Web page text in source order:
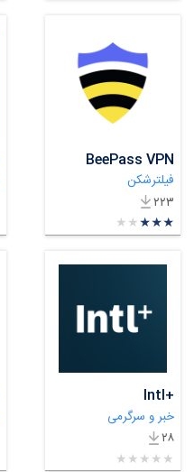
BeePass VPN
فیلترشکن
۲۲۳
★★★★★
★
★
★
★
★
+Intl
خبر و سرگرمی
۲۸
★★★★★
★
★
★
★
★